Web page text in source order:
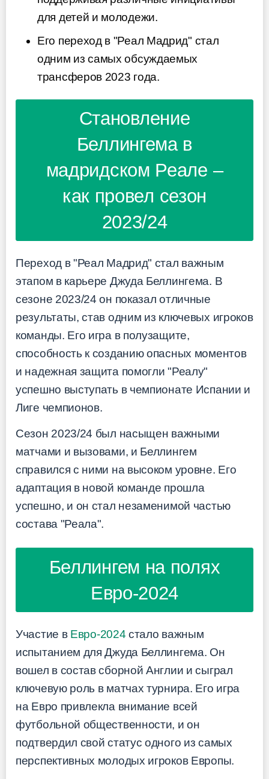
для детей и молодежи.
Его переход в "Реал Мадрид" стал
одним из самых обсуждаемых
трансферов 2023 года.
Становление
Беллингема в
мадридском Реале –
как провел сезон
2023/24
Переход в "Реал Мадрид" стал важным
этапом в карьере Джуда Беллингема. В
сезоне 2023/24 он показал отличные
результаты, став одним из ключевых игроков
команды. Его игра в полузащите,
способность к созданию опасных моментов
и надежная защита помогли "Реалу"
успешно выступать в чемпионате Испании и
Лиге чемпионов.
Сезон 2023/24 был насыщен важными
матчами и вызовами, и Беллингем
справился с ними на высоком уровне. Его
адаптация в новой команде прошла
успешно, и он стал незаменимой частью
состава "Реала".
Беллингем на полях
Евро-2024
Участие в Евро-2024 стало важным
испытанием для Джуда Беллингема. Он
вошел в состав сборной Англии и сыграл
ключевую роль в матчах турнира. Его игра
на Евро привлекла внимание всей
футбольной общественности, и он
подтвердил свой статус одного из самых
перспективных молодых игроков Европы.